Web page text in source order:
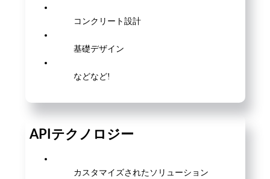
コンクリート設計
基礎デザイン
などなど!
APIテクノロジー
カスタマイズされたソリューション